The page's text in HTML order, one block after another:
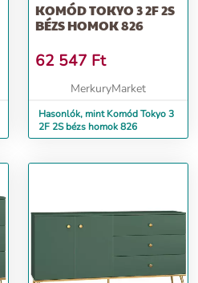
KOMÓD TOKYO 3 2F 2S
BÉZS HOMOK 826
62 547 Ft
MerkuryMarket
Hasonlók, mint Komód Tokyo 3
2F 2S bézs homok 826